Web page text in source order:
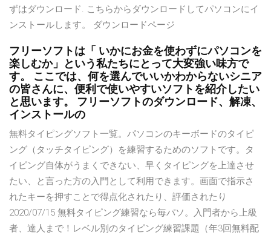
ずはダウンロード. こちらからダウンロードしてパソコンにイ
ンストールします。 ダウンロードページ
フリーソフトは「 いかにお金を使わずにパソコンを
楽しむか」という私たちにとって大変強い味方で
す。 ここでは、何を選んでいいかわからないシニア
の皆さんに、便利で使いやすいソフトを紹介したい
と思います。 フリーソフトのダウンロード、解凍、
インストールの
無料タイピングソフト一覧。パソコンのキーボードのタイピ
ング（タッチタイピング）を練習するためのソフトです。タ
イピング自体がうまくできない、早くタイピングを上達させ
たい、と言った方の入門として利用できます。画面で指示さ
れたキーを押すことで得点化されたり、評価されたり
2020/07/15 無料タイピング練習なら毎パソ。入門者から上級
者、達人まで！レベル別のタイピング練習課題（年3回無料配